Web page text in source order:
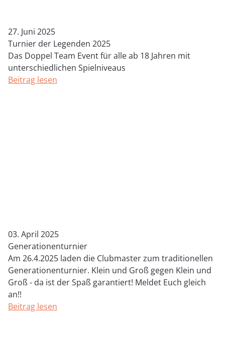
27. Juni 2025
Turnier der Legenden 2025
Das Doppel Team Event für alle ab 18 Jahren mit
unterschiedlichen Spielniveaus
Beitrag lesen
03. April 2025
Generationenturnier
Am 26.4.2025 laden die Clubmaster zum traditionellen
Generationenturnier. Klein und Groß gegen Klein und
Groß - da ist der Spaß garantiert! Meldet Euch gleich
an!!
Beitrag lesen